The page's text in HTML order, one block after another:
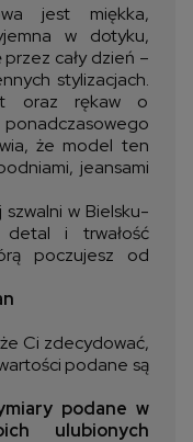
jest miękka,
w dotyku,
cały dzień –
stylizacjach.
oraz rękaw o
że model ten
jeansami
w Bielsku-
i trwałość
poczujesz od
Ci zdecydować,
podane są
podane w
ulubionych